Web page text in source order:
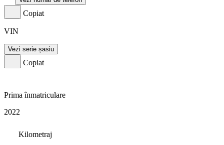
Copiat
VIN
Vezi serie șasiu
Copiat
Prima înmatriculare
2022
Kilometraj